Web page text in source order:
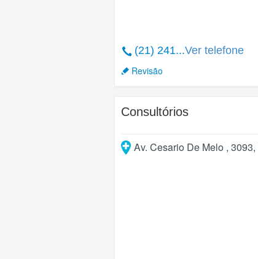
(21) 241...Ver telefone
Revisão
Consultórios
Av. Cesario De Melo , 3093,